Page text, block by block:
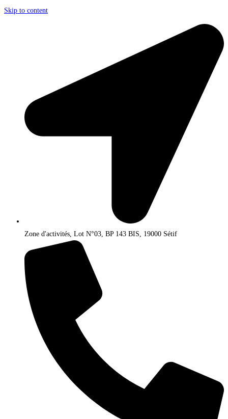
Skip to content
Zone d'activités, Lot N°03, BP 143 BIS, 19000 Sétif